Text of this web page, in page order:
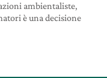
ambientaliste,
è una decisione